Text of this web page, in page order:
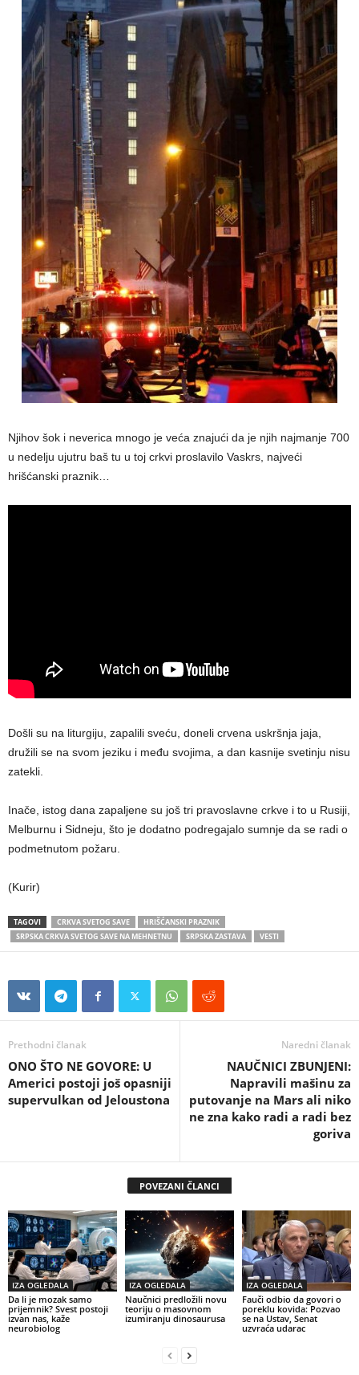
Njihov šok i neverica mnogo je veća znajući da je njih najmanje 700
u nedelju ujutru baš tu u toj crkvi proslavilo Vaskrs, najveći
hrišćanski praznik…
Došli su na liturgiju, zapalili sveću, doneli crvena uskršnja jaja,
družili se na svom jeziku i među svojima, a dan kasnije svetinju nisu
zatekli.
Inače, istog dana zapaljene su još tri pravoslavne crkve i to u Rusiji,
Melburnu i Sidneju, što je dodatno podregajalo sumnje da se radi o
podmetnutom požaru.
(Kurir)
TAGOVI CRKVA SVETOG SAVE
HRIŠĆANSKI PRAZNIK
SRPSKA CRKVA SVETOG SAVE NA MEHNETNU
SRPSKA ZASTAVA VESTI
Prethodni članak
ONO ŠTO NE GOVORE: U
Americi postoji još opasniji
supervulkan od Jeloustona
Naredni članak
NAUČNICI ZBUNJENI:
Napravili mašinu za
putovanje na Mars ali niko
ne zna kako radi a radi bez
goriva
POVEZANI ČLANCI
IZA OGLEDALA
Da li je mozak samo
prijemnik? Svest postoji
izvan nas, kaže
neurobiolog
IZA OGLEDALA
Naučnici predložili novu
teoriju o masovnom
izumiranju dinosaurusa
IZA OGLEDALA
Fauči odbio da govori o
poreklu kovida: Pozvao
se na Ustav, Senat
uzvraća udarac